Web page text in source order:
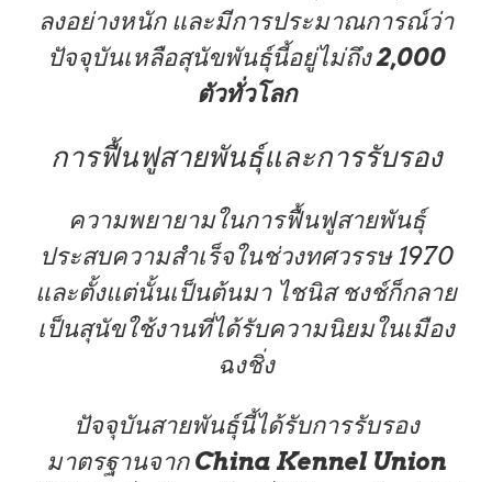
ลงอย่างหนัก และมีการประมาณการณ์ว่า
ปัจจุบันเหลือสุนัขพันธุ์นี้อยู่ไม่ถึง2,000
ตัวทั่วโลก
การฟื้นฟูสายพันธุ์และการรับรอง
ความพยายามในการฟื้นฟูสายพันธุ์
ประสบความสำเร็จในช่วงทศวรรษ 1970
และตั้งแต่นั้นเป็นต้นมา ไชนิส ชงช์ก็กลาย
เป็นสุนัขใช้งานที่ได้รับความนิยมในเมือง
ฉงชิ่ง
ปัจจุบันสายพันธุ์นี้ได้รับการรับรอง
มาตรฐานจากChina Kennel Union